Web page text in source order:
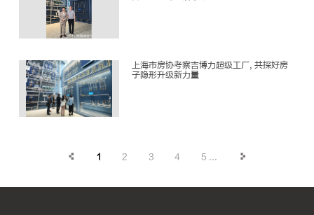
上海市房协考察吉博力超级工厂, 共探好房
子隐形升级新力量
1 2 3 4 5